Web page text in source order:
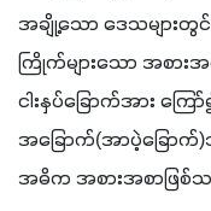
အချို့သော ဒေသများတွ
ကြိုက်များသော အစား
ငါးနှပ်ခြောက်အား ကြေ
အခြောက်(အာပဲ့ခြောက်
အဓိက အစားအစာဖြစ်